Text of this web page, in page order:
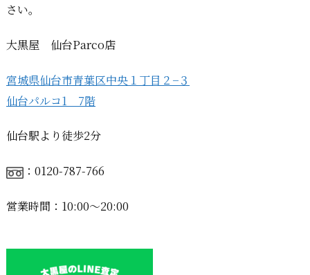
さい。
大黒屋 仙台Parco店
宮城県仙台市青葉区中央１丁目２−３
仙台パルコ1 7階
仙台駅より徒歩2分
：0120-787-766
営業時間：10:00〜20:00